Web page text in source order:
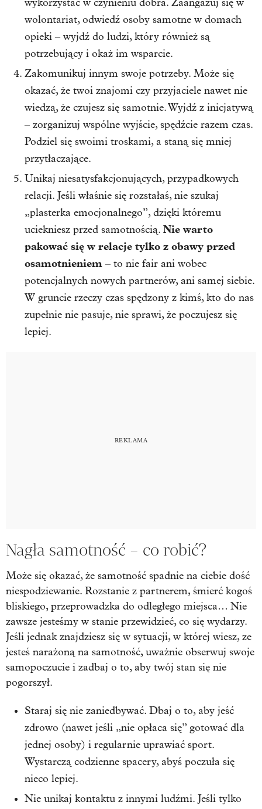
wykorzystać w czynieniu dobra. Zaangażuj się w
wolontariat, odwiedź osoby samotne w domach
opieki – wyjdź do ludzi, który również są
potrzebujący i okaż im wsparcie.
Zakomunikuj innym swoje potrzeby. Może się
okazać, że twoi znajomi czy przyjaciele nawet nie
wiedzą, że czujesz się samotnie. Wyjdź z inicjatywą
– zorganizuj wspólne wyjście, spędźcie razem czas.
Podziel się swoimi troskami, a staną się mniej
przytłaczające.
Unikaj niesatysfakcjonujących, przypadkowych
relacji. Jeśli właśnie się rozstałaś, nie szukaj
„plasterka emocjonalnego”, dzięki któremu
uciekniesz przed samotnością. Nie warto
pakować się w relacje tylko z obawy przed
osamotnieniem – to nie fair ani wobec
potencjalnych nowych partnerów, ani samej siebie.
W gruncie rzeczy czas spędzony z kimś, kto do nas
zupełnie nie pasuje, nie sprawi, że poczujesz się
lepiej.
Nagła samotność – co robić?
Może się okazać, że samotność spadnie na ciebie dość
niespodziewanie. Rozstanie z partnerem, śmierć kogoś
bliskiego, przeprowadzka do odległego miejsca… Nie
zawsze jesteśmy w stanie przewidzieć, co się wydarzy.
Jeśli jednak znajdziesz się w sytuacji, w której wiesz, ze
jesteś narażoną na samotność, uważnie obserwuj swoje
samopoczucie i zadbaj o to, aby twój stan się nie
pogorszył.
Staraj się nie zaniedbywać. Dbaj o to, aby jeść
zdrowo (nawet jeśli „nie opłaca się” gotować dla
jednej osoby) i regularnie uprawiać sport.
Wystarczą codzienne spacery, abyś poczuła się
nieco lepiej.
Nie unikaj kontaktu z innymi ludźmi. Jeśli tylko